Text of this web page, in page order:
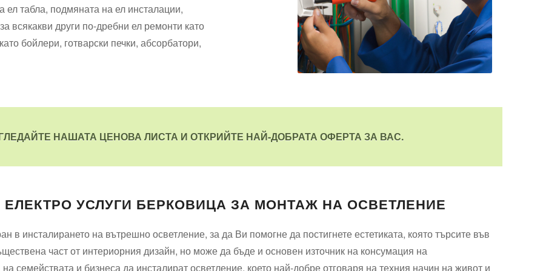
ел табла, подмяната на ел инсталации,
всякакви други по-дребни ел ремонти като
бойлери, готварски печки, абсорбатори,
НАШАТА ЦЕНОВА ЛИСТА И ОТКРИЙТЕ НАЙ-ДОБРАТА ОФЕРТА ЗА ВАС.
УСЛУГИ БЕРКОВИЦА ЗА МОНТАЖ НА ОСВЕТЛЕНИЕ
в инсталирането на вътрешно осветление, за да Ви помогне да постигнете естетиката, която търсите във
част от интериорния дизайн, но може да бъде и основен източник на консумация на
семействата и бизнеса да инсталират осветление, което най-добре отговаря на техния начин на живот и